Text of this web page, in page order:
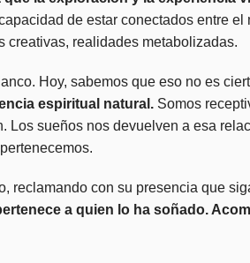
de estar conectados entre el
creativas, realidades metabolizadas.
Hoy, sabemos que eso no es
espiritual natural. Somos
Los sueños nos devuelven a esa
reclamando con su presencia que
a quien lo ha soñado.